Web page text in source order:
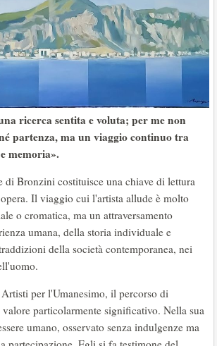
ricerca sentita e voluta; per me non
partenza, ma un viaggio continuo tra
memoria».
di Bronzini costituisce una chiave di lettura
Il viaggio cui l'artista allude è molto
o cromatica, ma un attraversamento
umana, della storia individuale e
della società contemporanea, nei
per l'Umanesimo, il percorso di
particolarmente significativo. Nella sua
umano, osservato senza indulgenze ma